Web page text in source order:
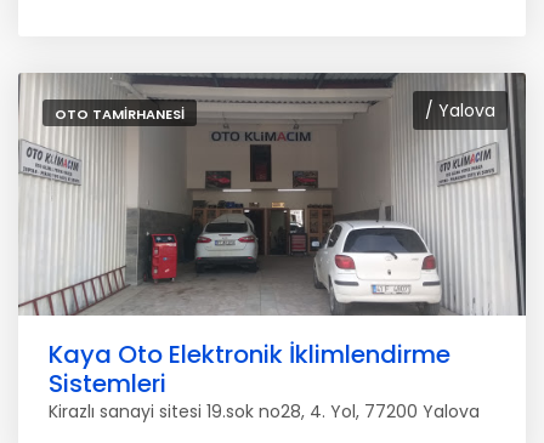
/ Yalova
OTO TAMIRHANESI
Kaya Oto Elektronik İklimlendirme
Sistemleri
Kirazlı sanayi sitesi 19.sok no28, 4. Yol, 77200 Yalova